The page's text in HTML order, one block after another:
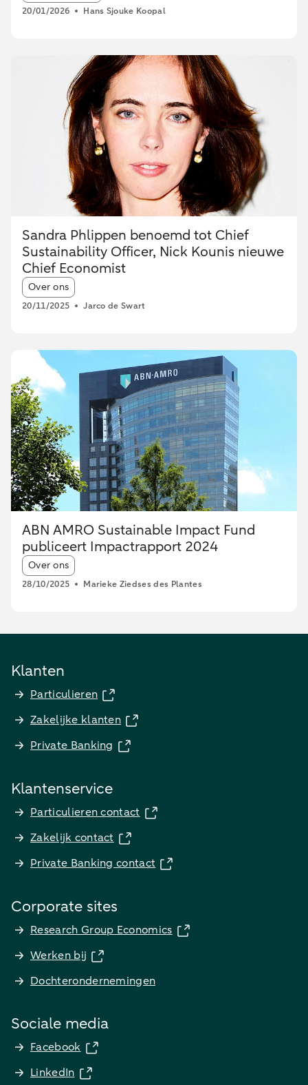
20/01/2026 Hans Sjouke Koopal
Sandra Phlippen benoemd tot Chief
Sustainability Officer, Nick Kounis nieuwe
Chief Economist
Article tags:
Over ons
20/11/2025 Jarco de Swart
ABN AMRO Sustainable Impact Fund
publiceert Impactrapport 2024
Article tags:
Over ons
28/10/2025 Marieke Ziedses des Plantes
Klanten
Particulieren
Zakelijke klanten
Private Banking
Klantenservice
Particulieren contact
Zakelijk contact
Private Banking contact
Corporate sites
Research Group Economics
Werken bij
Dochterondernemingen
Sociale media
Facebook
LinkedIn